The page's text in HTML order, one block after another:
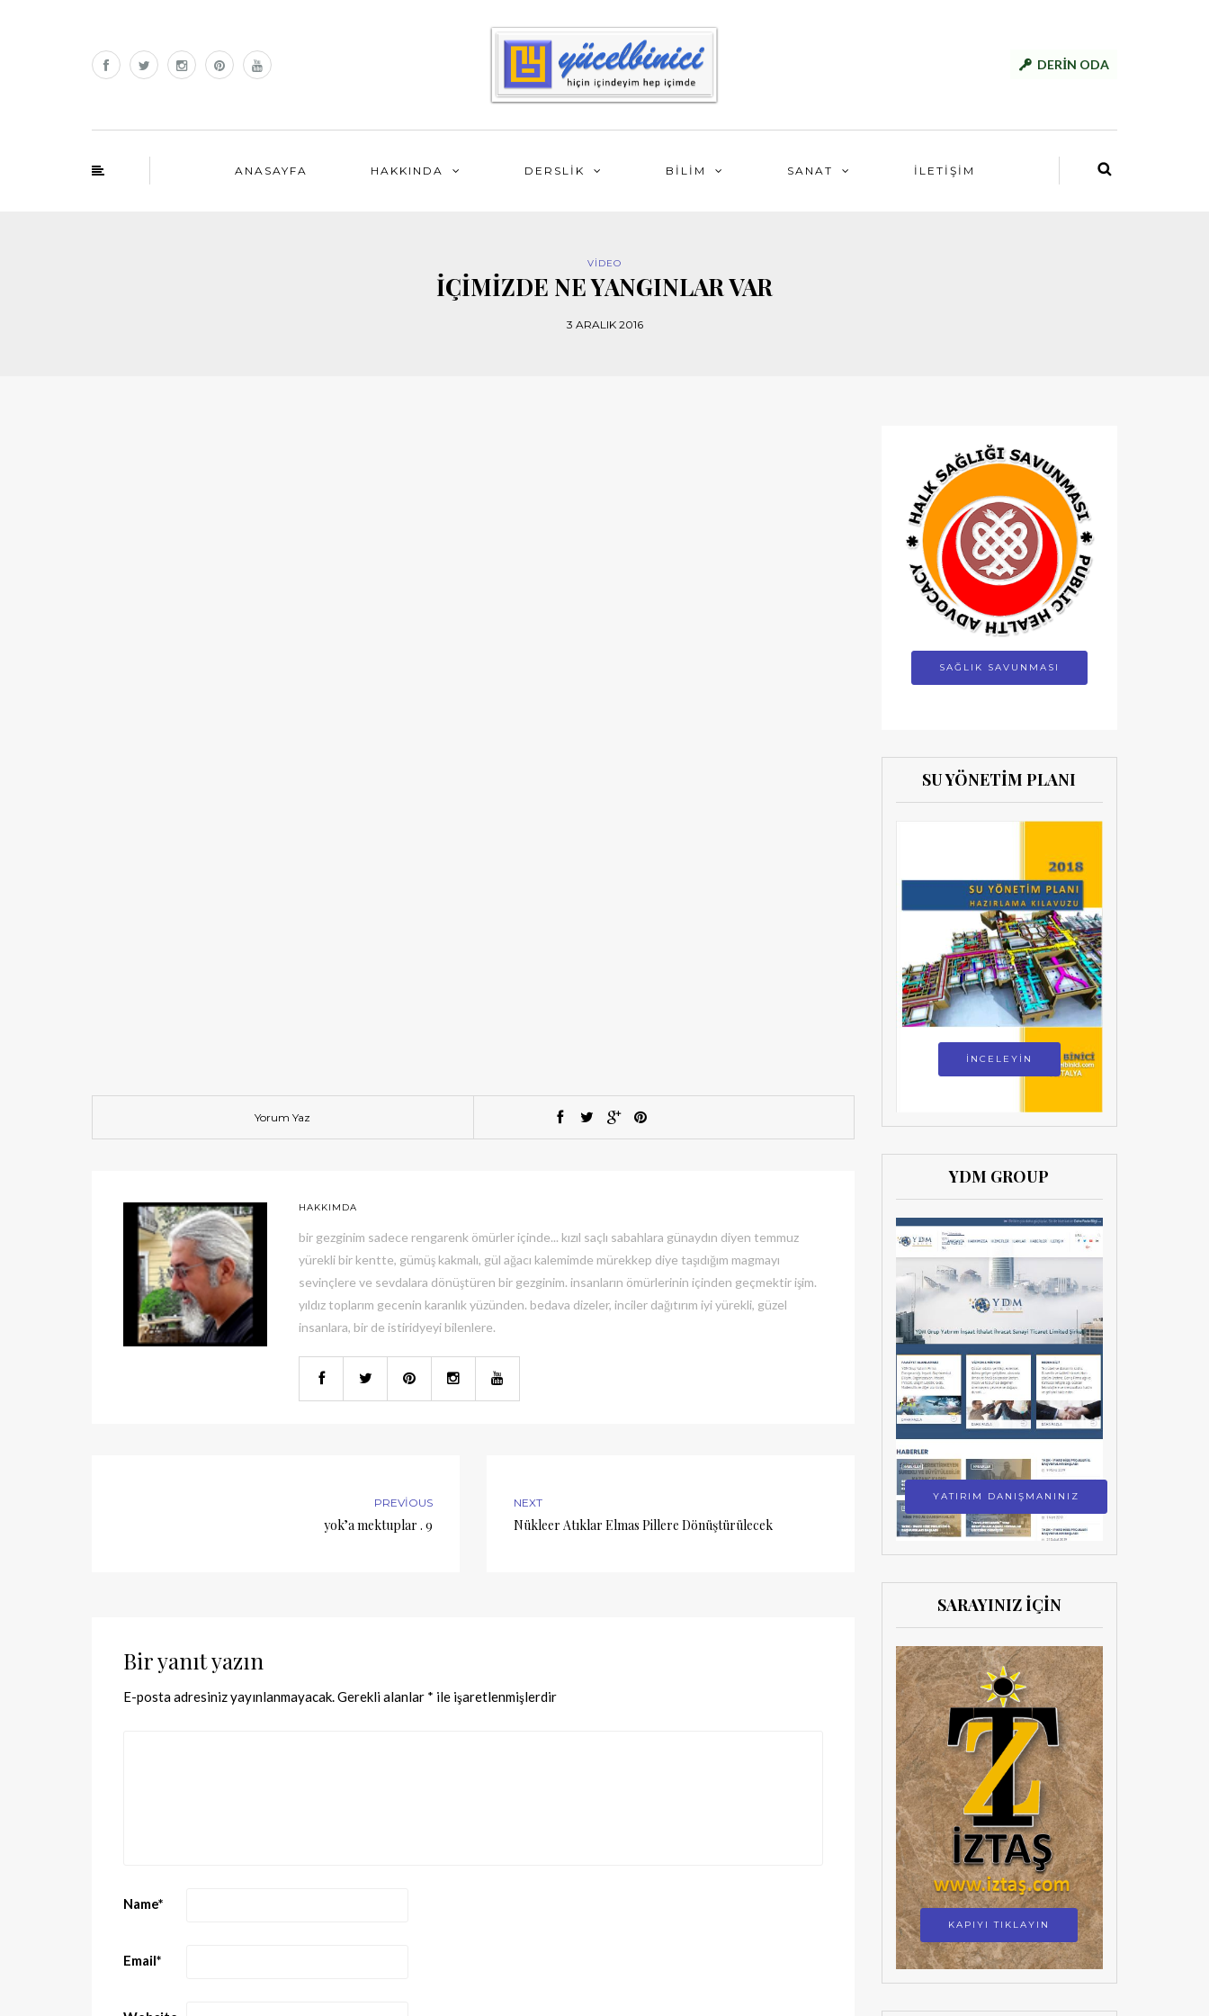
DERİN ODA
ANASAYFA HAKKINDA DERSLİK BİLİM SANAT İLETİŞİM
VİDEO
İÇİMİZDE NE YANGINLAR VAR
3 ARALIK 2016
Yorum Yaz
HAKKIMDA
bir gezginim sadece rengarenk ömürler içinde... kızıl saçlı sabahlara günaydın diyen temmuz
yürekli bir kentte, gümüş kakmalı, gül ağacı kalemimde mürekkep diye taşıdığım magmayı
sevinçlere ve sevdalara dönüştüren bir gezginim. insanların ömürlerinin içinden geçmektir işim.
yıldız toplarım gecenin karanlık yüzünden. bedava dizeler, inciler dağıtırım iyi yürekli, güzel
insanlara, bir de istiridyeyi bilenlere.
PREVIOUS
yok’a mektuplar . 9
NEXT
Nükleer Atıklar Elmas Pillere Dönüştürülecek
Bir yanıt yazın
E-posta adresiniz yayınlanmayacak.Gerekli alanlar * ile işaretlenmişlerdir
Name*
Email*
SAĞLIK SAVUNMASI
SU YÖNETİM PLANI
İNCELEYİN
YDM GROUP
YATIRIM DANIŞMANINIZ
SARAYINIZ İÇİN
KAPIYI TIKLAYIN